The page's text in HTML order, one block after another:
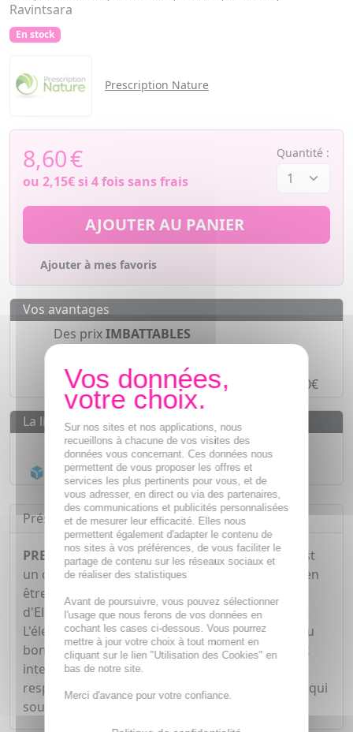
Ravintsara
En stock
Prescription Nature
8,60€
ou 2,15€si 4 fois sans frais
Quantité :
AJOUTER AU PANIER
Ajouter à mes favoris
Vos avantages
Des prixIMBATTABLES
Paiement en4 fois sans frais à partir de 30€
La livraison
Livraison gratuite dès55€
Acheminement Chronoposten 24h*
Présentation
PRESCRIPTION NATURE Stop'Rub 15 gélules
est
un complément alimentaire qui contribue au bien
être respiratoire grâce à la présence
d'Eleutherocoque, d'Echinacée et de Plantain.
L'éleuthérocoque et de l'échinacée participent au
bon fonctionnement du système immunitaire et
interviennent dans le fonctionnement des voies
respiratoires supérieures, ainsi que du plantain qui
soutient le confort respiratoire.
Sur nos sites et nos applications, nous
recueillons à chacune de vos visites des
données vous concernant. Ces données nous
permettent de vous proposer les offres et
services les plus pertinents pour vous, et de
vous adresser, en direct ou via des partenaires,
des communications et publicités personnalisées
et de mesurer leur efficacité. Elles nous
permettent également d'adapter le contenu de
nos sites à vos préférences, de vous faciliter le
partage de contenu sur les réseaux sociaux et
de réaliser des statistiques
Avant de poursuivre, vous pouvez sélectionner
l'usage que nous ferons de vos données en
cochant les cases ci-dessous. Vous pourrez
mettre à jour votre choix à tout moment en
cliquant sur le lien "Utilisation des Cookies" en
bas de notre site.
Merci d'avance pour votre confiance.